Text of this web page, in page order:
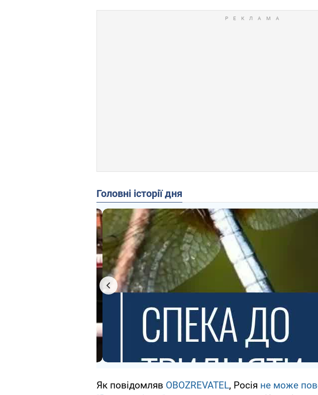
Головні історії дня
Як повідомляв OBOZREVATEL, Росія не може